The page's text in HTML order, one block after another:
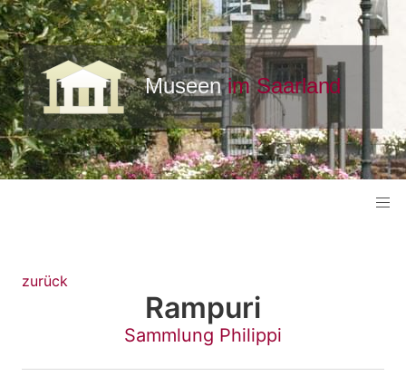
zurück
Rampuri
Sammlung Philippi